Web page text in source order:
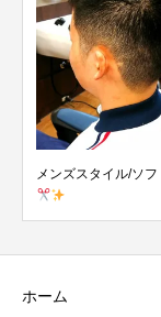
ル/ソフトモヒカン
ホーム